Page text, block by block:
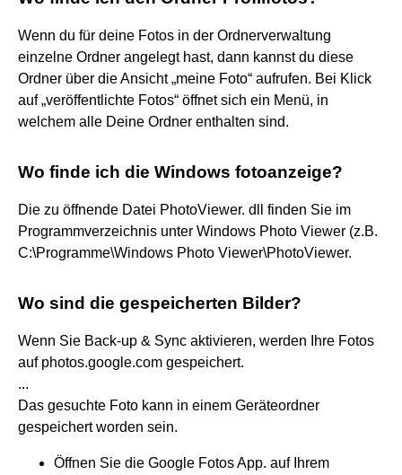
Wenn du für deine Fotos in der Ordnerverwaltung
einzelne Ordner angelegt hast, dann kannst du diese
Ordner über die Ansicht „meine Foto“ aufrufen. Bei Klick
auf „veröffentlichte Fotos“ öffnet sich ein Menü, in
welchem alle Deine Ordner enthalten sind.
Wo finde ich die Windows fotoanzeige?
Die zu öffnende Datei PhotoViewer. dll finden Sie im
Programmverzeichnis unter Windows Photo Viewer (z.B.
C:\Programme\Windows Photo Viewer\PhotoViewer.
Wo sind die gespeicherten Bilder?
Wenn Sie Back-up & Sync aktivieren, werden Ihre Fotos
auf photos.google.com gespeichert.
...
Das gesuchte Foto kann in einem Geräteordner
gespeichert worden sein.
Öffnen Sie die Google Fotos App. auf Ihrem